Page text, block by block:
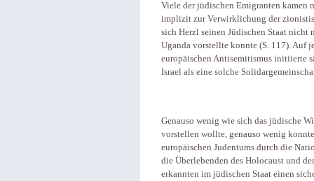
Viele der jüdischen Emigranten kamen
implizit zur Verwirklichung der
sich Herzl seinen Jüdischen Staat nicht
Uganda vorstellte konnte (S. 117). Auf
europäischen Antisemitismus initiierte
Israel als eine solche
Genauso wenig wie sich das jüdische
vorstellen wollte, genauso wenig
europäischen Judentums durch die
die Überlebenden des Holocaust und
erkannten im jüdischen Staat einen